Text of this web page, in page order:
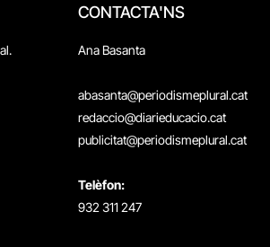
CONTACTA'NS
Ana Basanta
abasanta@periodismeplural.cat
redaccio@diarieducacio.cat
publicitat@periodismeplural.cat
Telèfon:
932 311 247